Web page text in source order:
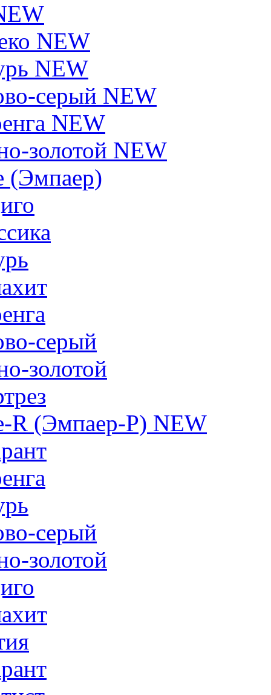
NEW
NEW
серый NEW
NEW
золотой NEW
(Эмпаер)
серый
золотой
R (Эмпаер-P) NEW
серый
золотой